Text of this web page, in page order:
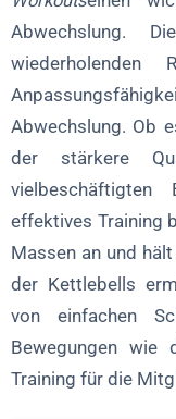
Abwechslung.
wiederholenden
Abwechslung. Ob
der stärkere
vielbeschäftigten
effektives Training
Massen an und
der Kettlebells
von einfachen
Bewegungen
Training für die